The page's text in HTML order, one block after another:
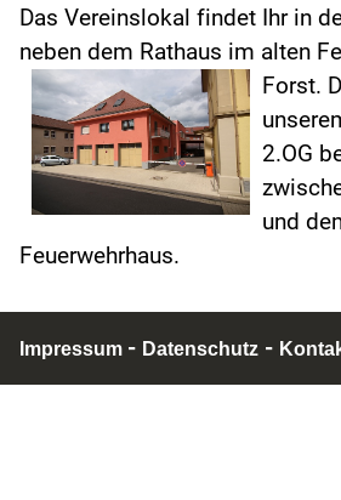
Das Vereinslokal findet Ihr in
neben dem Rathaus im alten
Forst.
2.OG
und
Feuerwehrhaus.
Impressum - Datenschutz -